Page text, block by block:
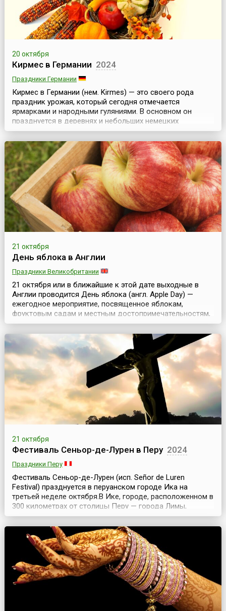
20 октября
Кирмес в Германии 2024
Праздники Германии
Кирмес в Германии (нем. Kirmes) — это своего рода
праздник урожая, который сегодня отмечается
ярмарками и народными гуляниями. В основном он
празднуется в деревнях и небольших немецких
городках.Праздник начинается с откапывания Кирмеса,
соломенного чучела с бутылочкой шнапса, которого
закапывают в землю за две недели до этого дня. Затем
чучело торжественно несут через всю деревню к
украшен...
21 октября
День яблока в Англии
Праздники Великобритании
21 октября или в ближайшие к этой дате выходные в
Англии проводится День яблока (англ. Apple Day) —
ежегодное мероприятие, посвященное яблокам,
фруктовым садам и местным достопримечательностям,
которое устраивается по инициативе благотворительной
организации Common Ground с 1990 года.Организаторы
считают, что День яблока — это празднование и
демонстрация многообразия и богатства природы, а
так...
21 октября
Фестиваль Сеньор-де-Лурен в Перу 2024
Праздники Перу
Фестиваль Сеньор-де-Лурен (исп. Señor de Luren
Festival) празднуется в перуанском городе Ика на
третьей неделе октября.В Ике, городе, расположенном в
300 километрах от столицы Перу — города Лимы,
проходит религиозное шествие в честь покровителя
города Иисуса Христа, на которое собирается большое
количество местных жителей и туристов, и
организовываются красочные ярмарки, игры и другие
развлека...